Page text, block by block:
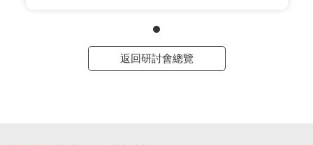
返回研討會總覽